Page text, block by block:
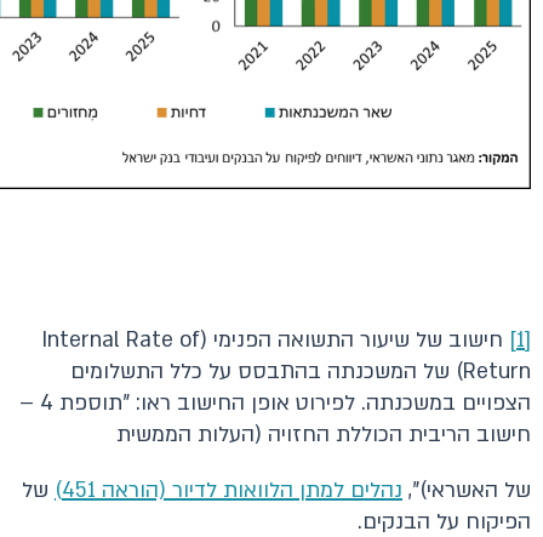
[1]
חישוב של שיעור התשואה הפנימי (Internal Rate of
Return) של המשכנתה בהתבסס על כלל התשלומים
הצפויים במשכנתה. לפירוט אופן החישוב ראו: "תוספת 4 –
חישוב הריבית הכוללת החזויה (העלות הממשית
של האשראי)", נהלים למתן הלוואות לדיור (הוראה 451)
של
הפיקוח על הבנקים.